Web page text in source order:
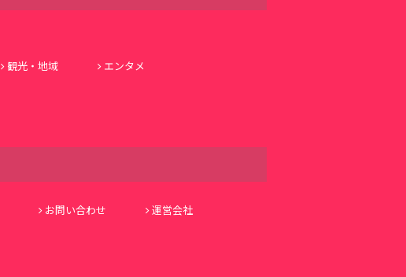
観光・地域
エンタメ
お問い合わせ 運営会社